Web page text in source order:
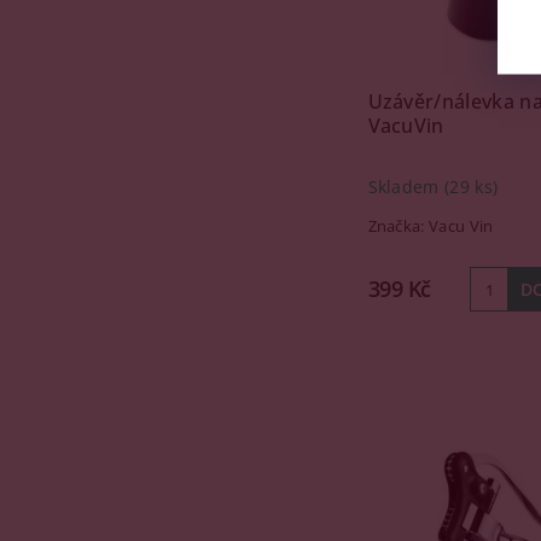
Uzávěr/nálevka
VacuVin
Skladem (29 ks)
Značka:Vacu Vin
399 Kč